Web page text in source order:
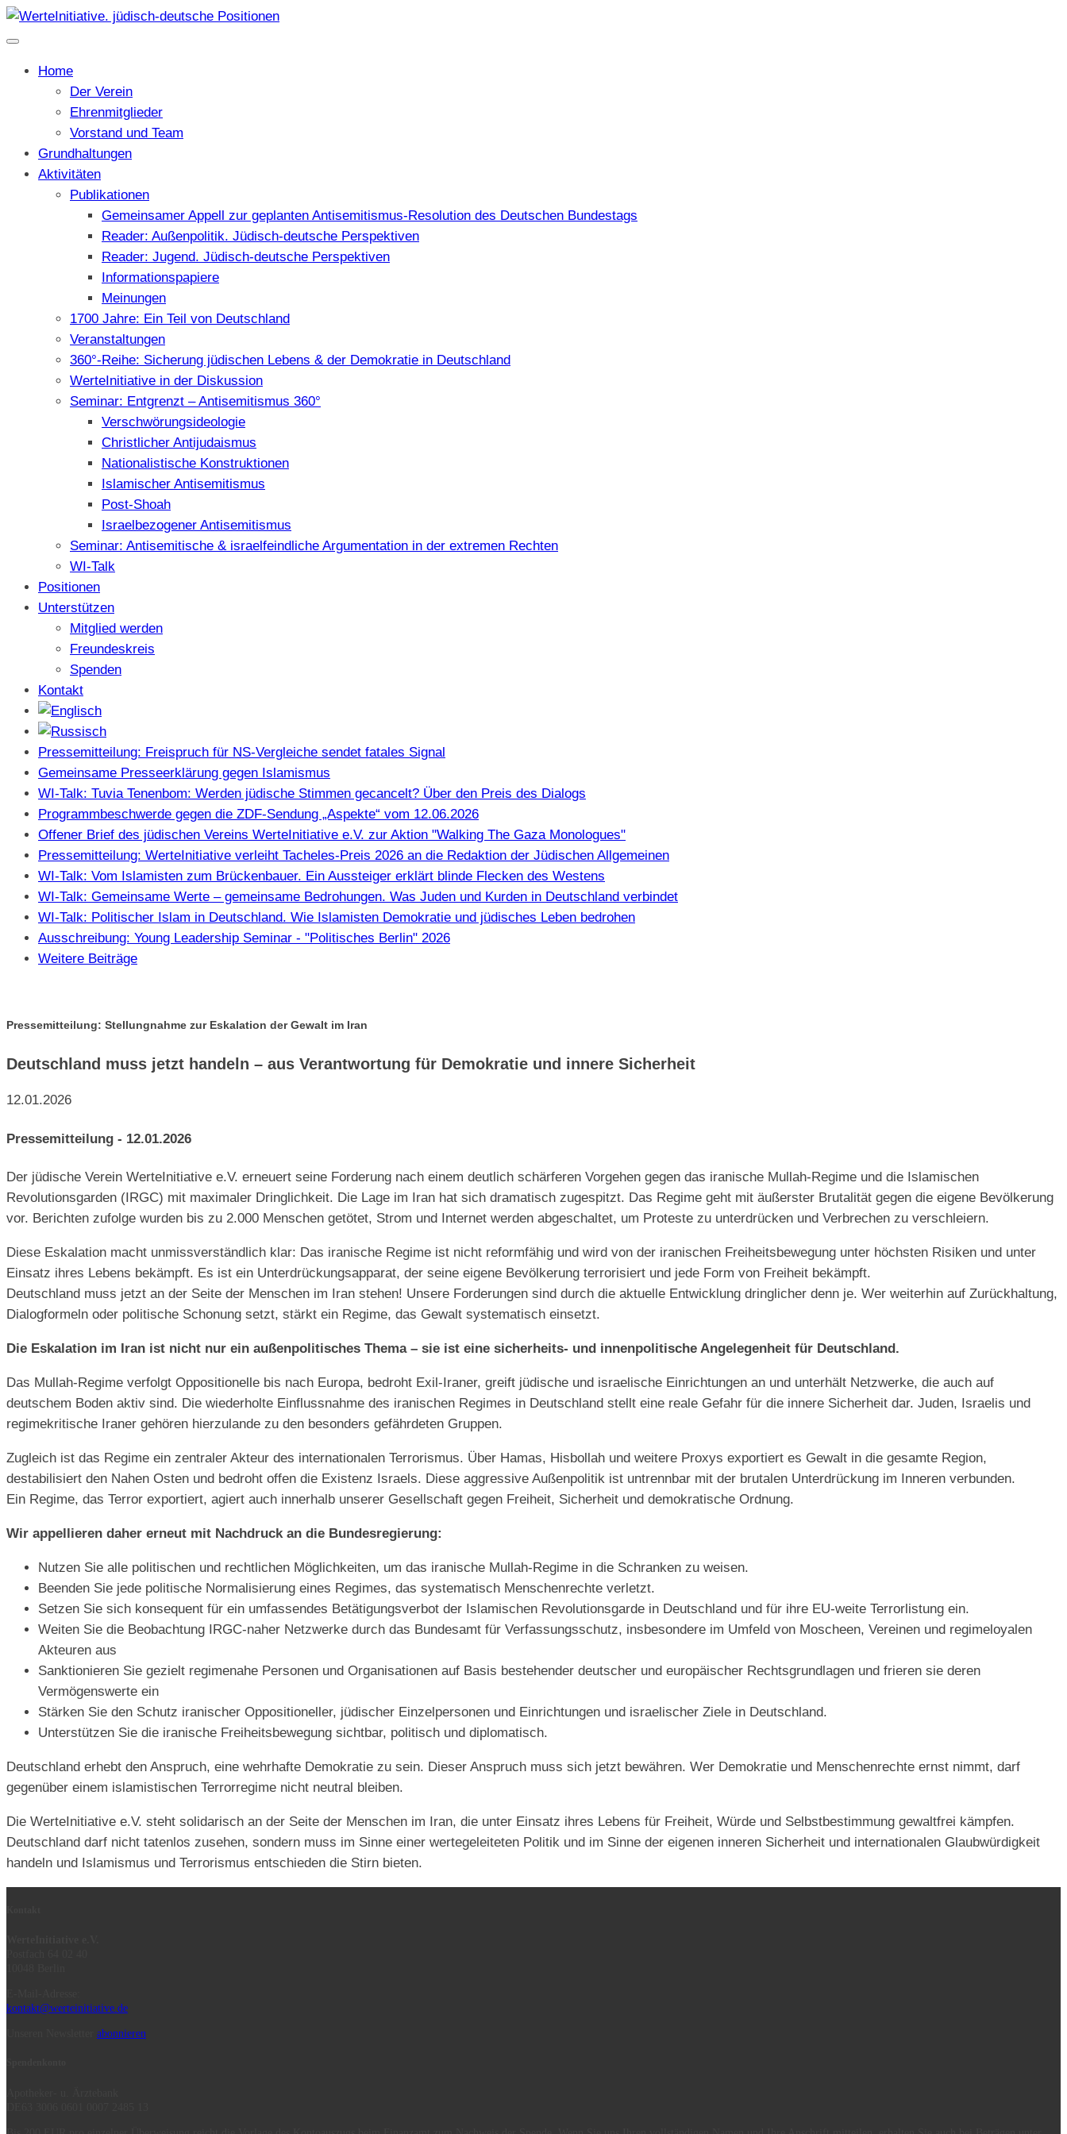
Home
Der Verein
Ehrenmitglieder
Vorstand und Team
Grundhaltungen
Aktivitäten
Publikationen
Gemeinsamer Appell zur geplanten Antisemitismus-Resolution des Deutschen Bundestags
Reader: Außenpolitik. Jüdisch-deutsche Perspektiven
Reader: Jugend. Jüdisch-deutsche Perspektiven
Informationspapiere
Meinungen
1700 Jahre: Ein Teil von Deutschland
Veranstaltungen
360°-Reihe: Sicherung jüdischen Lebens & der Demokratie in Deutschland
WerteInitiative in der Diskussion
Seminar: Entgrenzt – Antisemitismus 360°
Verschwörungsideologie
Christlicher Antijudaismus
Nationalistische Konstruktionen
Islamischer Antisemitismus
Post-Shoah
Israelbezogener Antisemitismus
Seminar: Antisemitische & israelfeindliche Argumentation in der extremen Rechten
WI-Talk
Positionen
Unterstützen
Mitglied werden
Freundeskreis
Spenden
Kontakt
Pressemitteilung: Freispruch für NS-Vergleiche sendet fatales Signal
Gemeinsame Presseerklärung gegen Islamismus
WI-Talk: Tuvia Tenenbom: Werden jüdische Stimmen gecancelt? Über den Preis des Dialogs
Programmbeschwerde gegen die ZDF-Sendung „Aspekte“ vom 12.06.2026
Offener Brief des jüdischen Vereins WerteInitiative e.V. zur Aktion "Walking The Gaza Monologues"
Pressemitteilung: WerteInitiative verleiht Tacheles-Preis 2026 an die Redaktion der Jüdischen Allgemeinen
WI-Talk: Vom Islamisten zum Brückenbauer. Ein Aussteiger erklärt blinde Flecken des Westens
WI-Talk: Gemeinsame Werte – gemeinsame Bedrohungen. Was Juden und Kurden in Deutschland verbindet
WI-Talk: Politischer Islam in Deutschland. Wie Islamisten Demokratie und jüdisches Leben bedrohen
Ausschreibung: Young Leadership Seminar - "Politisches Berlin" 2026
Weitere Beiträge
Pressemitteilung: Stellungnahme zur Eskalation der Gewalt im Iran
Deutschland muss jetzt handeln – aus Verantwortung für Demokratie und innere Sicherheit
12.01.2026
Pressemitteilung - 12.01.2026
Der jüdische Verein WerteInitiative e.V. erneuert seine Forderung nach einem deutlich schärferen Vorgehen gegen das iranische Mullah-Regime und die Islamischen
Revolutionsgarden (IRGC) mit maximaler Dringlichkeit. Die Lage im Iran hat sich dramatisch zugespitzt. Das Regime geht mit äußerster Brutalität gegen die eigene Bevölkerung
vor. Berichten zufolge wurden bis zu 2.000 Menschen getötet, Strom und Internet werden abgeschaltet, um Proteste zu unterdrücken und Verbrechen zu verschleiern.
Diese Eskalation macht unmissverständlich klar: Das iranische Regime ist nicht reformfähig und wird von der iranischen Freiheitsbewegung unter höchsten Risiken und unter
Einsatz ihres Lebens bekämpft. Es ist ein Unterdrückungsapparat, der seine eigene Bevölkerung terrorisiert und jede Form von Freiheit bekämpft.
Deutschland muss jetzt an der Seite der Menschen im Iran stehen! Unsere Forderungen sind durch die aktuelle Entwicklung dringlicher denn je. Wer weiterhin auf Zurückhaltung,
Dialogformeln oder politische Schonung setzt, stärkt ein Regime, das Gewalt systematisch einsetzt.
Die Eskalation im Iran ist nicht nur ein außenpolitisches Thema – sie ist eine sicherheits- und innenpolitische Angelegenheit für Deutschland.
Das Mullah-Regime verfolgt Oppositionelle bis nach Europa, bedroht Exil-Iraner, greift jüdische und israelische Einrichtungen an und unterhält Netzwerke, die auch auf
deutschem Boden aktiv sind. Die wiederholte Einflussnahme des iranischen Regimes in Deutschland stellt eine reale Gefahr für die innere Sicherheit dar. Juden, Israelis und
regimekritische Iraner gehören hierzulande zu den besonders gefährdeten Gruppen.
Zugleich ist das Regime ein zentraler Akteur des internationalen Terrorismus. Über Hamas, Hisbollah und weitere Proxys exportiert es Gewalt in die gesamte Region,
destabilisiert den Nahen Osten und bedroht offen die Existenz Israels. Diese aggressive Außenpolitik ist untrennbar mit der brutalen Unterdrückung im Inneren verbunden.
Ein Regime, das Terror exportiert, agiert auch innerhalb unserer Gesellschaft gegen Freiheit, Sicherheit und demokratische Ordnung.
Wir appellieren daher erneut mit Nachdruck an die Bundesregierung:
Nutzen Sie alle politischen und rechtlichen Möglichkeiten, um das iranische Mullah-Regime in die Schranken zu weisen.
Beenden Sie jede politische Normalisierung eines Regimes, das systematisch Menschenrechte verletzt.
Setzen Sie sich konsequent für ein umfassendes Betätigungsverbot der Islamischen Revolutionsgarde in Deutschland und für ihre EU-weite Terrorlistung ein.
Weiten Sie die Beobachtung IRGC-naher Netzwerke durch das Bundesamt für Verfassungsschutz, insbesondere im Umfeld von Moscheen, Vereinen und regimeloyalen
Akteuren aus
Sanktionieren Sie gezielt regimenahe Personen und Organisationen auf Basis bestehender deutscher und europäischer Rechtsgrundlagen und frieren sie deren
Vermögenswerte ein
Stärken Sie den Schutz iranischer Oppositioneller, jüdischer Einzelpersonen und Einrichtungen und israelischer Ziele in Deutschland.
Unterstützen Sie die iranische Freiheitsbewegung sichtbar, politisch und diplomatisch.
Deutschland erhebt den Anspruch, eine wehrhafte Demokratie zu sein. Dieser Anspruch muss sich jetzt bewähren. Wer Demokratie und Menschenrechte ernst nimmt, darf
gegenüber einem islamistischen Terrorregime nicht neutral bleiben.
Die WerteInitiative e.V. steht solidarisch an der Seite der Menschen im Iran, die unter Einsatz ihres Lebens für Freiheit, Würde und Selbstbestimmung gewaltfrei kämpfen.
Deutschland darf nicht tatenlos zusehen, sondern muss im Sinne einer wertegeleiteten Politik und im Sinne der eigenen inneren Sicherheit und internationalen Glaubwürdigkeit
handeln und Islamismus und Terrorismus entschieden die Stirn bieten.
kontakt@werteinitiative.de
abonnieren